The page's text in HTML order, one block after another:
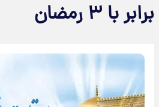
برابر با ۳ رمضان